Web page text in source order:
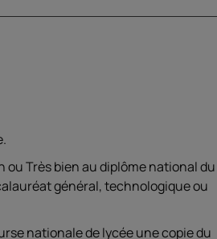
Très bien au diplôme national
général, technologique ou
nationale de lycée une copie du